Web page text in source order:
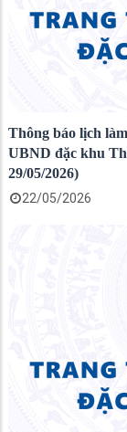
Thông báo lịch
UBND đặc khu
29/05/2026)
22/05/2026